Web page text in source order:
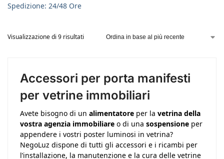
Spedizione: 24/48 Ore
Visualizzazione di 9 risultati
Accessori per porta manifesti
per vetrine immobiliari
Avete bisogno di un alimentatore per la vetrina della
vostra agenzia immobiliare o di una sospensione per
appendere i vostri poster luminosi in vetrina?
NegoLuz dispone di tutti gli accessori e i ricambi per
l’installazione, la manutenzione e la cura delle vetrine